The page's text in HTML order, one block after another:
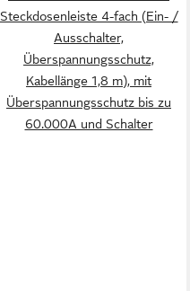
Steckdosenleiste 4-fach (Ein- /
Ausschalter,
Überspannungsschutz,
Kabellänge 1,8 m), mit
Überspannungsschutz bis zu
60.000A und Schalter